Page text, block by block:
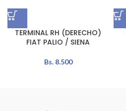
TERMINAL RH (DERECHO)
FIAT PALIO / SIENA
Bs.8.500